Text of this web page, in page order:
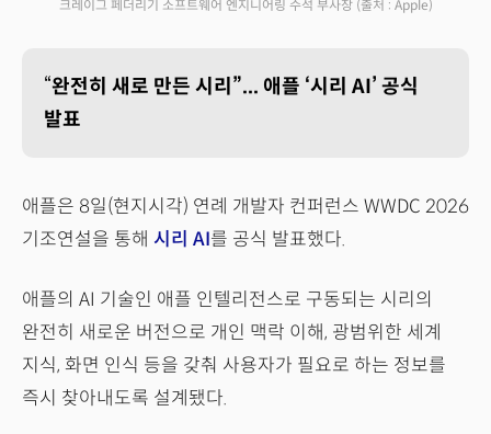
크레이그 페더리기 소프트웨어 엔지니어링 수석 부사장 (출처 : Apple)
“완전히 새로 만든 시리”... 애플 ‘시리 AI’ 공식
발표
애플은 8일(현지시각) 연례 개발자 컨퍼런스 WWDC 2026
기조연설을 통해 시리 AI를 공식 발표했다.
애플의 AI 기술인 애플 인텔리전스로 구동되는 시리의
완전히 새로운 버전으로 개인 맥락 이해, 광범위한 세계
지식, 화면 인식 등을 갖춰 사용자가 필요로 하는 정보를
즉시 찾아내도록 설계됐다.